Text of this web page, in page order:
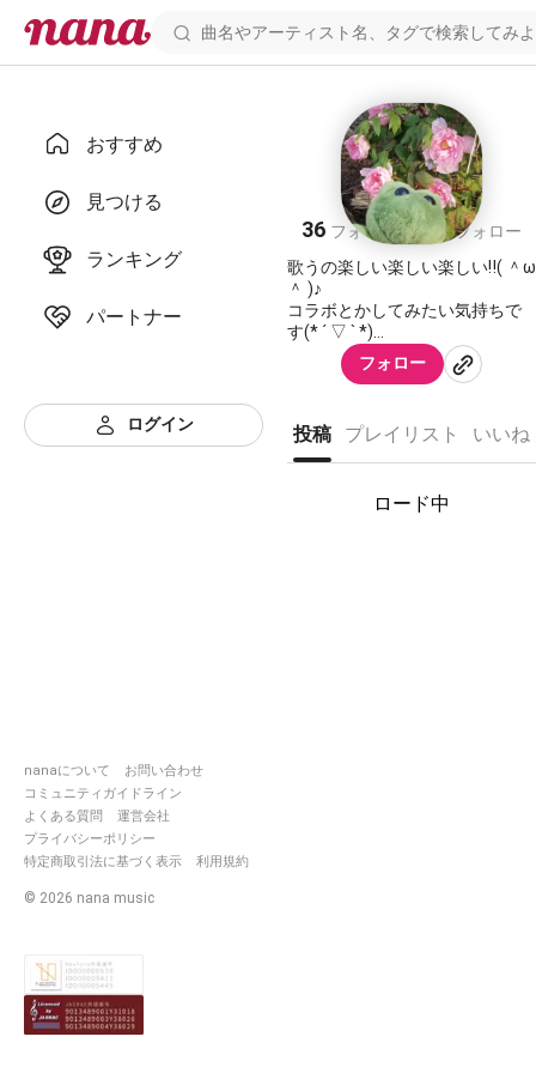
おすすめ
見つける
ランキング
パートナー
ログイン
nanaについて
お問い合わせ
コミュニティガイドライン
よくある質問
運営会社
プライバシーポリシー
特定商取引法に基づく表示
利用規約
© 2026 nana music
沙羅
36 フォロワー106 フォロー
歌うの楽しい楽しい楽しい‼( ＾ω
＾ )♪
コラボとかしてみたい気持ちで
す(* ´ ▽ ` *)
よろしくお願いします‼ヽ(*´∀｀)
八(´∀｀*ヽ(*´∀｀)八(´∀｀*)ノ
ありがとうございます💖😭💖
フォロー
投稿 プレイリスト いいね
ロード中